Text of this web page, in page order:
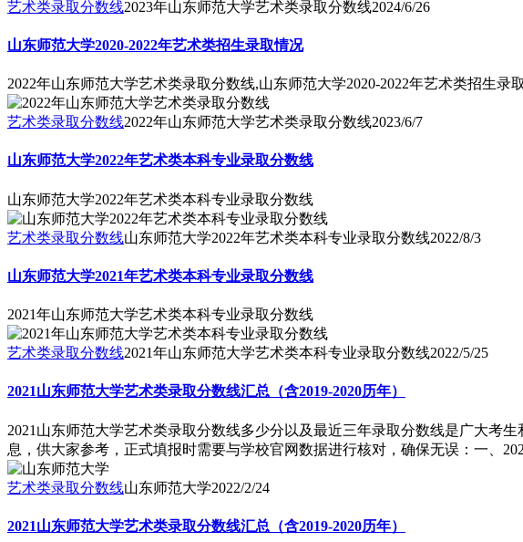
艺术类录取分数线2023年山东师范大学艺术类录取分数线2024/6/26
山东师范大学2020-2022年艺术类招生录取情况
2022年山东师范大学艺术类录取分数线,山东师范大学2020-2022年艺术类招生录
艺术类录取分数线2022年山东师范大学艺术类录取分数线2023/6/7
山东师范大学2022年艺术类本科专业录取分数线
山东师范大学2022年艺术类本科专业录取分数线
艺术类录取分数线山东师范大学2022年艺术类本科专业录取分数线2022/8/3
山东师范大学2021年艺术类本科专业录取分数线
2021年山东师范大学艺术类本科专业录取分数线
艺术类录取分数线2021年山东师范大学艺术类本科专业录取分数线2022/5/25
2021山东师范大学艺术类录取分数线汇总（含2019-2020历年）
2021山东师范大学艺术类录取分数线多少分以及最近三年录取分数线是广大考
息，供大家参考，正式填报时需要与学校官网数据进行核对，确保无误：一、
艺术类录取分数线山东师范大学2022/2/24
2021山东师范大学艺术类录取分数线汇总（含2019-2020历年）